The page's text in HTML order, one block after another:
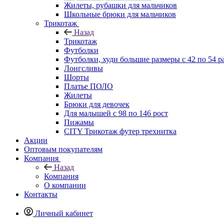
Жилеты, рубашки для мальчиков
Школьные брюки для мальчиков
Трикотаж
Назад
Трикотаж
Футболки
Футболки, худи большие размеры с 42 по 54
Лонгсливы
Шорты
Платье ПОЛО
Жилеты
Брюки для девочек
Для малышей с 98 по 146 рост
Пижамы
CITY Трикотаж футер трехнитка
Акции
Оптовым покупателям
Компания
Назад
Компания
О компании
Контакты
Личный кабинет